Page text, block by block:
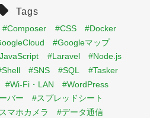
Tags
#Composer #CSS
#Docker
#Googleマップ
#Laravel
#Node.js
#SNS #SQL
#Tasker
#Wi-Fi・LAN
#WordPress
バー
#スプレッドシート
マホカメラ
#データ通信